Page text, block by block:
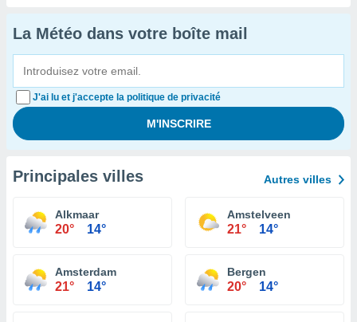
La Météo dans votre boîte mail
J'ai lu et j'accepte la politique de privacité
Principales villes Autres villes
Alkmaar
20° 14°
Amstelveen
21° 14°
Amsterdam
21° 14°
Bergen
20° 14°